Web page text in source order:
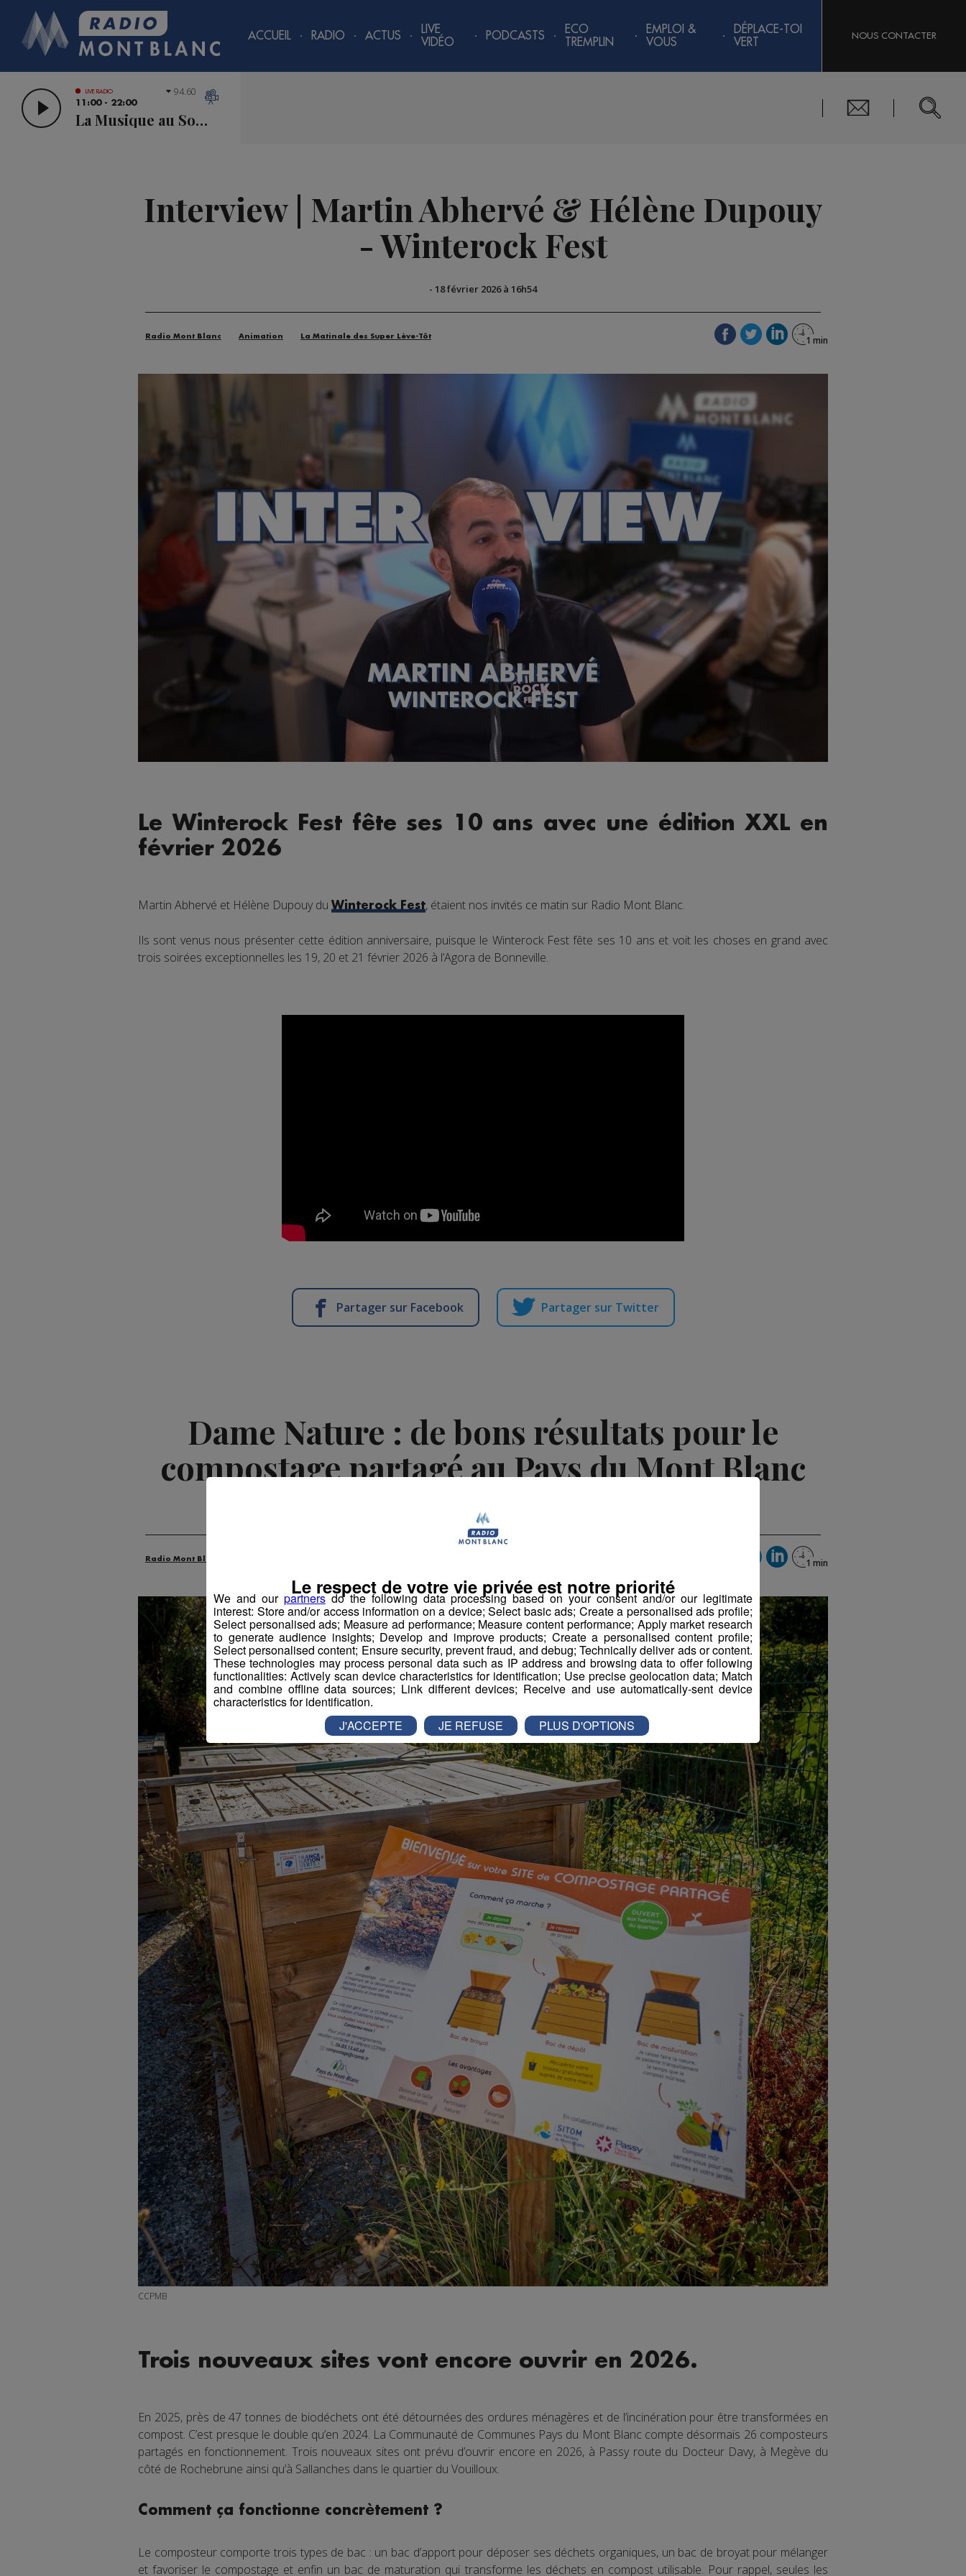
ACCUEIL RADIO ACTUS
LIVE
VIDÉO
PODCASTS
ECO
TREMPLIN
EMPLOI &
VOUS
DÉPLACE-TOI
VERT
NOUS CONTACTER
LIVE RADIO
11:00 - 22:00
La Musique au Sommet
94.60
Interview | Martin Abhervé & Hélène Dupouy
- Winterock Fest
- 18 février 2026 à 16h54
Radio Mont Blanc Animation La Matinale des Super Lève-Tôt
Le Winterock Fest fête ses 10 ans avec une édition XXL en
février 2026
Martin Abhervé et Hélène Dupouy du Winterock Fest, étaient nos invités ce matin sur Radio Mont Blanc.
Ils sont venus nous présenter cette édition anniversaire, puisque le Winterock Fest fête ses 10 ans et voit les choses en grand avec
trois soirées exceptionnelles les 19, 20 et 21 février 2026 à l’Agora de Bonneville.
Partager sur Facebook Partager sur Twitter
Dame Nature : de bons résultats pour le
compostage partagé au Pays du Mont Blanc
Publié par La Rédaction Radio Mont Blanc
Radio Mont Blanc
CCPMB
Trois nouveaux sites vont encore ouvrir en 2026.
En 2025, près de 47 tonnes de biodéchets ont été détournées des ordures ménagères et de l’incinération pour être transformées en
compost. C’est presque le double qu’en 2024. La Communauté de Communes Pays du Mont Blanc compte désormais 26 composteurs
partagés en fonctionnement. Trois nouveaux sites ont prévu d’ouvrir encore en 2026, à Passy route du Docteur Davy, à Megève du
côté de Rochebrune ainsi qu’à Sallanches dans le quartier du Vouilloux.
Comment ça fonctionne concrètement ?
Le composteur comporte trois types de bac : un bac d’apport pour déposer ses déchets organiques, un bac de broyat pour mélanger
et favoriser le compostage et enfin un bac de maturation qui transforme les déchets en compost utilisable. Pour rappel, seules les
We and our partnersdo the following data processing based on your consent and/or our legitimate
interest: Store and/or access information on a device; Select basic ads; Create a personalised ads profile;
Select personalised ads; Measure ad performance; Measure content performance; Apply market research
to generate audience insights; Develop and improve products; Create a personalised content profile;
Select personalised content; Ensure security, prevent fraud, and debug; Technically deliver ads or content.
These technologies may process personal data such as IP address and browsing data to offer following
functionalities: Actively scan device characteristics for identification; Use precise geolocation data; Match
and combine offline data sources; Link different devices; Receive and use automatically-sent device
characteristics for identification.
Le respect de votre vie privée est notre priorité
J'ACCEPTE JE REFUSE PLUS D'OPTIONS